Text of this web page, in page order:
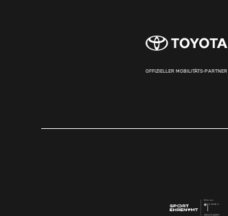
OFFIZIELLER MOBILITÄTS-PARTNER